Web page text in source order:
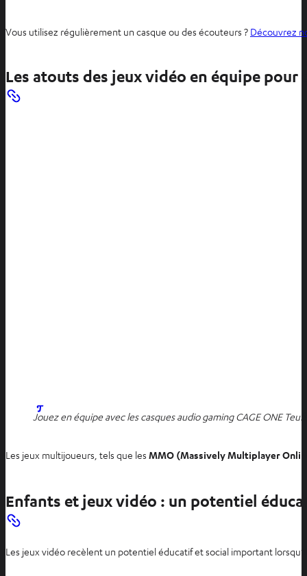
Vous utilisez régulièrement un casque ou des écouteurs ? Découvrez
Les atouts des jeux vidéo en équipe
Jouez en équipe avec les casques audio gaming CAGE ONE
Les jeux multijoueurs, tels que les MMO (Massively Multiplayer
Enfants et jeux vidéo : un potentiel
Les jeux vidéo recèlent un potentiel éducatif et social important